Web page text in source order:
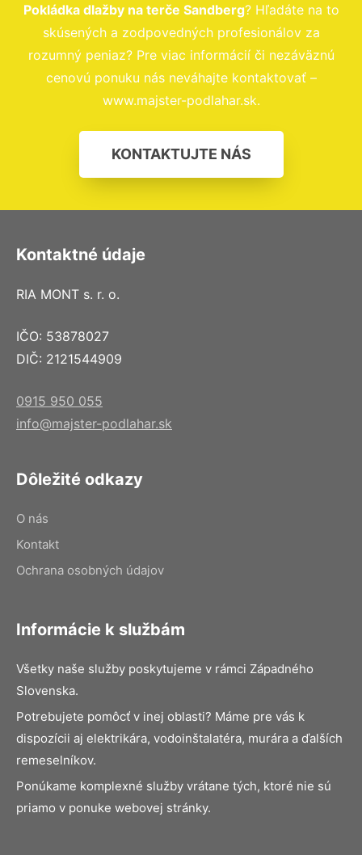
Pokládka dlažby na terče Sandberg? Hľadáte na to
skúsených a zodpovedných profesionálov za
rozumný peniaz? Pre viac informácií či nezáväznú
cenovú ponuku nás neváhajte kontaktovať –
www.majster-podlahar.sk.
KONTAKTUJTE NÁS
Kontaktné údaje
RIA MONT s. r. o.
IČO: 53878027
DIČ: 2121544909
0915 950 055
info@majster-podlahar.sk
Dôležité odkazy
O nás
Kontakt
Ochrana osobných údajov
Informácie k službám
Všetky naše služby poskytujeme v rámci Západného
Slovenska.
Potrebujete pomôcť v inej oblasti? Máme pre vás k
dispozícii aj elektrikára, vodoinštalatéra, murára a ďalších
remeselníkov.
Ponúkame komplexné služby vrátane tých, ktoré nie sú
priamo v ponuke webovej stránky.